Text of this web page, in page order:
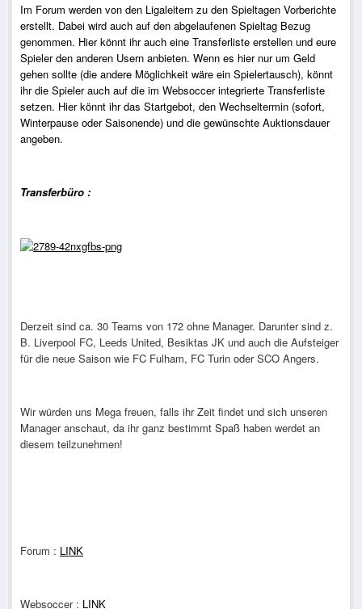
Im Forum werden von den Ligaleitern zu den Spieltagen Vorberichte
erstellt. Dabei wird auch auf den abgelaufenen Spieltag Bezug
genommen. Hier könnt ihr auch eine Transferliste erstellen und eure
Spieler den anderen Usern anbieten. Wenn es hier nur um Geld
gehen sollte (die andere Möglichkeit wäre ein Spielertausch), könnt
ihr die Spieler auch auf die im Websoccer integrierte Transferliste
setzen. Hier könnt ihr das Startgebot, den Wechseltermin (sofort,
Winterpause oder Saisonende) und die gewünschte Auktionsdauer
angeben.
Transferbüro :
Derzeit sind ca. 30 Teams von 172 ohne Manager. Darunter sind z.
B. Liverpool FC, Leeds United, Besiktas JK und auch die Aufsteiger
für die neue Saison wie FC Fulham, FC Turin oder SCO Angers.
Wir würden uns Mega freuen, falls ihr Zeit findet und sich unseren
Manager anschaut, da ihr ganz bestimmt Spaß haben werdet an
diesem teilzunehmen!
Forum : LINK
Websoccer : LINK